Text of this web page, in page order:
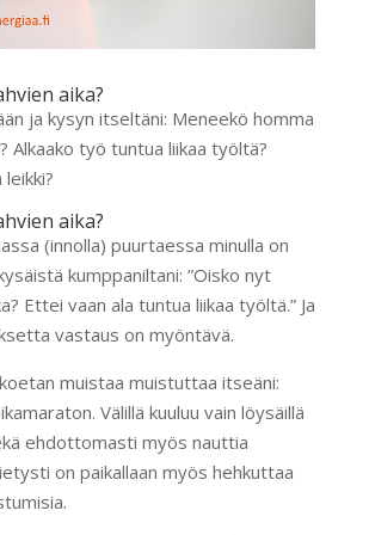
aika?
ja kysyn itseltäni: Meneekö homma
Alkaako työ tuntua liikaa työltä?
aika?
(innolla) puurtaessa minulla on
kumppaniltani: ”Oisko nyt
Ettei vaan ala tuntua liikaa työltä.” Ja
vastaus on myöntävä.
koetan muistaa muistuttaa itseäni:
Välillä kuuluu vain löysäillä
ehdottomasti myös nauttia
on paikallaan myös hehkuttaa